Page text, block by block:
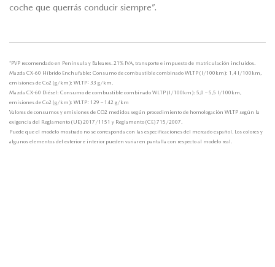
coche que querrás conducir siempre”.
*PVP recomendado en Península y Baleares. 21% IVA, transporte e impuesto de matriculación incluídos.
Mazda CX-60 Híbrido Enchufable: Consumo de combustible combinado WLTP (l/100km): 1,4 l/100km,
emisiones de Co2 (g/km): WLTP: 33 g/km.
Mazda CX-60 Diésel: Consumo de combustible combinado WLTP (l/100km): 5,0 – 5,5 l/100km,
emisiones de Co2 (g/km): WLTP: 129 – 142 g/km
Valores de consumos y emisiones de CO2 medidos según procedimiento de homologación WLTP según la
exigencia del Reglamento (UE) 2017/1151 y Reglamento (CE) 715/2007.
Puede que el modelo mostrado no se corresponda con las especificaciones del mercado español. Los colores y
algunos elementos del exterior e interior pueden variar en pantalla con respecto al modelo real.